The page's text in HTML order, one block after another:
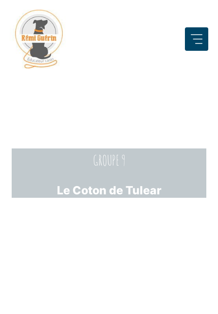
contenu
GROUPE 9
Le Coton de Tulear